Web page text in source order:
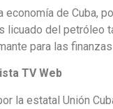
economía de Cuba,
del petróleo
para las
TV Web
la estatal Unión